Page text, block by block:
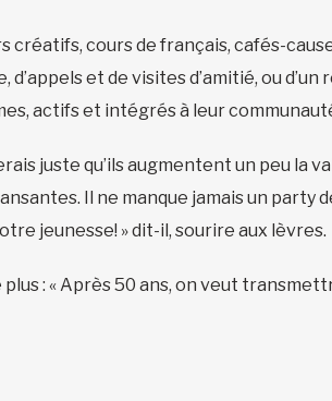
créatifs, cours de français, cafés-
et de visites d’amitié, ou
actifs et intégrés à leur
juste qu’ils augmentent un peu la
Il ne manque jamais un party
jeunesse! » dit-il, sourire aux lèvres.
: « Après 50 ans, on veut